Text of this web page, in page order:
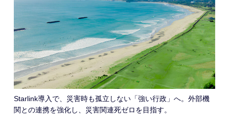
Starlink導入で、災害時も孤立しない「強い行政」へ。外部機
関との連携を強化し、災害関連死ゼロを目指す。